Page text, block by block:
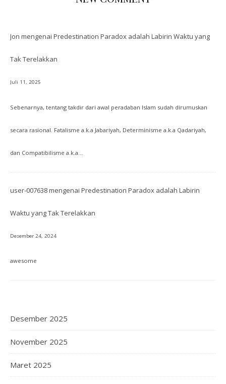
Jon mengenai Predestination Paradox adalah Labirin Waktu yang
Tak Terelakkan
Juli 11, 2025
Sebenarnya, tentang takdir dari awal peradaban Islam sudah dirumuskan
secara rasional. Fatalisme a.k.a Jabariyah, Determinisme a.k.a Qadariyah,
dan Compatibilisme a.k.a…
user-007638mengenai Predestination Paradox adalah Labirin
Waktu yang Tak Terelakkan
Desember 24, 2024
awesome
Desember 2025
November 2025
Maret 2025